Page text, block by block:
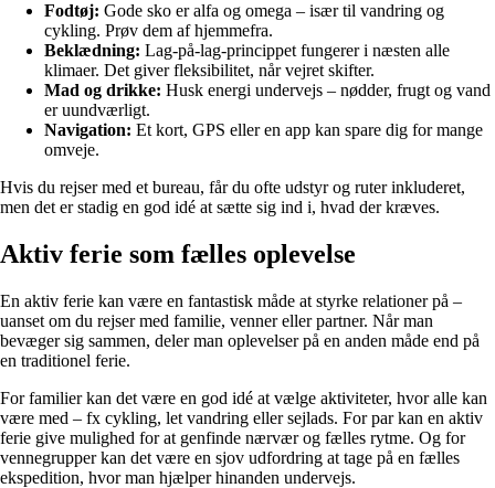
Fodtøj: Gode sko er alfa og omega – især til vandring og
cykling. Prøv dem af hjemmefra.
Beklædning: Lag-på-lag-princippet fungerer i næsten alle
klimaer. Det giver fleksibilitet, når vejret skifter.
Mad og drikke: Husk energi undervejs – nødder, frugt og vand
er uundværligt.
Navigation: Et kort, GPS eller en app kan spare dig for mange
omveje.
Hvis du rejser med et bureau, får du ofte udstyr og ruter inkluderet,
men det er stadig en god idé at sætte sig ind i, hvad der kræves.
Aktiv ferie som fælles oplevelse
En aktiv ferie kan være en fantastisk måde at styrke relationer på –
uanset om du rejser med familie, venner eller partner. Når man
bevæger sig sammen, deler man oplevelser på en anden måde end på
en traditionel ferie.
For familier kan det være en god idé at vælge aktiviteter, hvor alle kan
være med – fx cykling, let vandring eller sejlads. For par kan en aktiv
ferie give mulighed for at genfinde nærvær og fælles rytme. Og for
vennegrupper kan det være en sjov udfordring at tage på en fælles
ekspedition, hvor man hjælper hinanden undervejs.